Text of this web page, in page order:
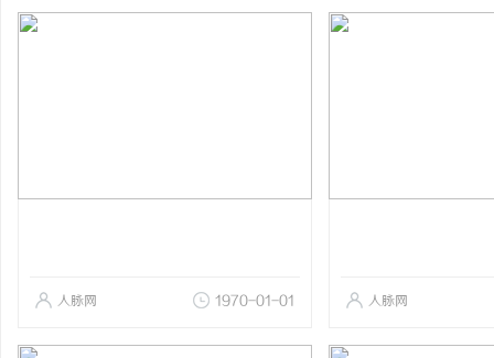
人脉网 1970-01-01 人脉网